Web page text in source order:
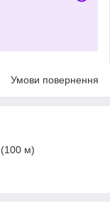
Умови повернення
м)